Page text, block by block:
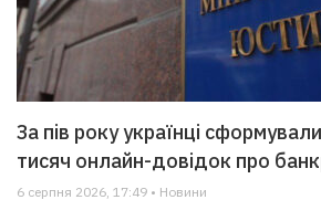
За пів року українці
тисяч онлайн-довідок про
6 серпня 2026, 17:49 • Новини